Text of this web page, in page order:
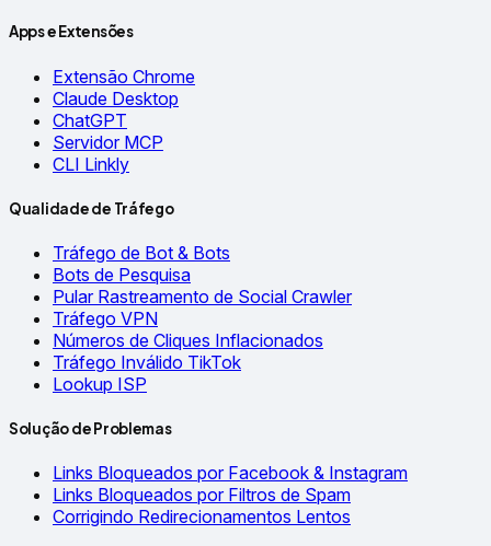
Apps e Extensões
Extensão Chrome
Claude Desktop
ChatGPT
Servidor MCP
CLI Linkly
Qualidade de Tráfego
Tráfego de Bot & Bots
Bots de Pesquisa
Pular Rastreamento de Social Crawler
Tráfego VPN
Números de Cliques Inflacionados
Tráfego Inválido TikTok
Lookup ISP
Solução de Problemas
Links Bloqueados por Facebook & Instagram
Links Bloqueados por Filtros de Spam
Corrigindo Redirecionamentos Lentos